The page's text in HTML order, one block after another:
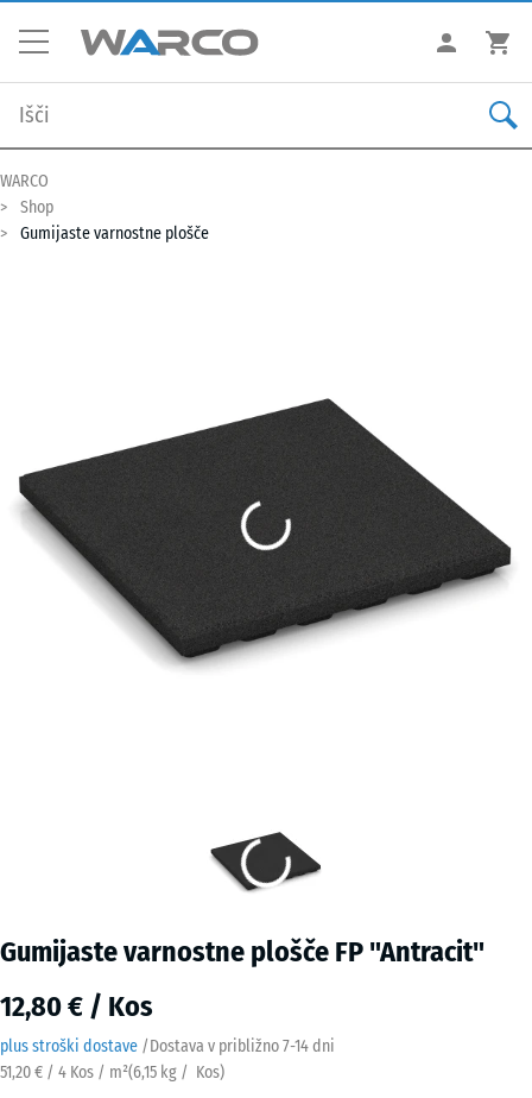
WARCO
Shop
Gumijaste varnostne plošče
Gumijaste varnostne plošče FP "Antracit"
12,80 € / Kos
plus stroški dostave /Dostava v približno7-14 dni
51,20 € / 4 Kos / m²(6,15 kg / Kos)